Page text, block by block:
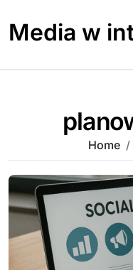
content
Media w
Home